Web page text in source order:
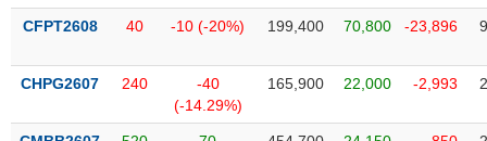
CFPT2608 40 -10 (-20%) 199,400 70,800 -23,896
CHPG2607 240
-40
(-14.29%)
165,900 22,000 -2,993
ÍCH